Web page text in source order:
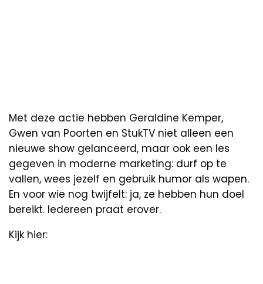
Met deze actie hebben Geraldine Kemper,
Gwen van Poorten en StukTV niet alleen een
nieuwe show gelanceerd, maar ook een les
gegeven in moderne marketing: durf op te
vallen, wees jezelf en gebruik humor als wapen.
En voor wie nog twijfelt: ja, ze hebben hun doel
bereikt. Iedereen praat erover.
Kijk hier: